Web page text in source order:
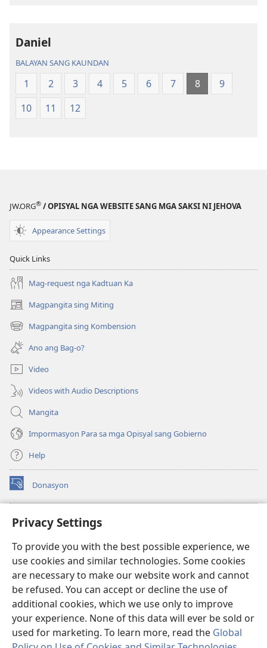
Privacy Settings
To provide you with the best possible experience, we
use cookies and similar technologies. Some cookies
are necessary to make our website work and cannot
be refused. You can accept or decline the use of
additional cookies, which we use only to improve
your experience. None of this data will ever be sold or
used for marketing. To learn more, read the Global
nga
Badbad
Badbad
sang
Daniel
BALAYAN SANG KAUNDAN
1 2 3 4 5 6 7 8
9
10
11 12
JW.ORG® / OPISYAL NGA WEBSITE SANG MGA SAKSI NI JEHOVA
Appearance Settings
Quick Links
Mag-request nga Kadtuan Ka
Magpangita sing Miting
(opens
new
window)
Magpangita sing Kombension
(opens
new
window)
Ano ang Bag-o?
Video
Videos with Audio Descriptions
Mangita
Impormasyon Para sa mga Opisyal sang Gobierno
Help
Donasyon
(opens
new
Watchtower ONLINE LIBRARY™
(opens
window)JW Hub
(opens
new
window)JW Library
Watchtower Library